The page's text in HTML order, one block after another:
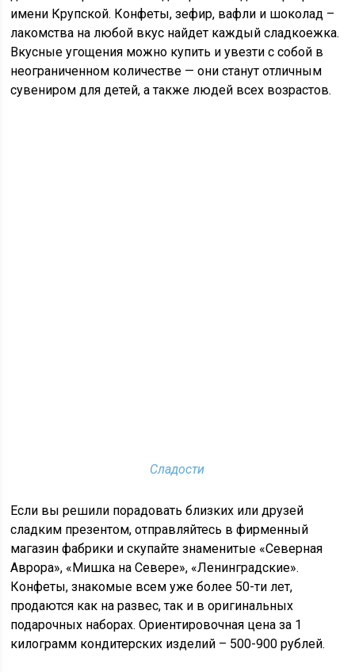
имени Крупской. Конфеты, зефир, вафли и шоколад –
лакомства на любой вкус найдет каждый сладкоежка.
Вкусные угощения можно купить и увезти с собой в
неограниченном количестве — они станут отличным
сувениром для детей, а также людей всех возрастов.
Сладости
Если вы решили порадовать близких или друзей
сладким презентом, отправляйтесь в фирменный
магазин фабрики и скупайте знаменитые «Северная
Аврора», «Мишка на Севере», «Ленинградские».
Конфеты, знакомые всем уже более 50-ти лет,
продаются как на развес, так и в оригинальных
подарочных наборах. Ориентировочная цена за 1
килограмм кондитерских изделий – 500-900 рублей.